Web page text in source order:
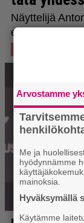
Arvostamme
Me ja
hyödynnämme
mainoksia.
Hyväksymällä
Käytämme